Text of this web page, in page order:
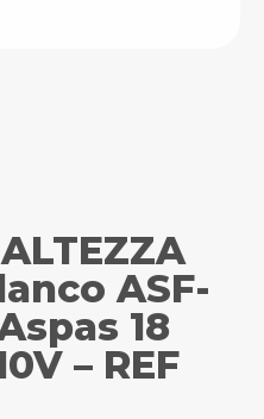
ASF-
18
– REF